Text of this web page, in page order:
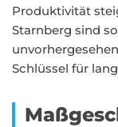
Produktivität
Starnberg sind
Schlüssel für